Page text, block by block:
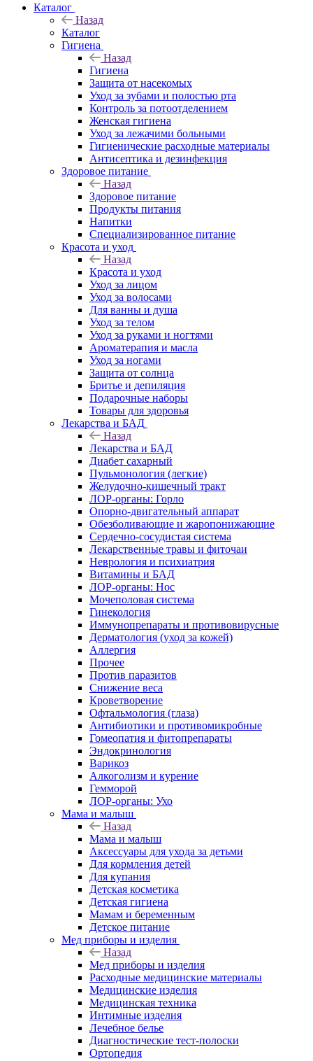
Каталог
Назад
Каталог
Гигиена
Назад
Гигиена
Защита от насекомых
Уход за зубами и полостью рта
Контроль за потоотделением
Женская гигиена
Уход за лежачими больными
Гигиенические расходные материалы
Антисептика и дезинфекция
Здоровое питание
Назад
Здоровое питание
Продукты питания
Напитки
Специализированное питание
Красота и уход
Назад
Красота и уход
Уход за лицом
Уход за волосами
Для ванны и душа
Уход за телом
Уход за руками и ногтями
Ароматерапия и масла
Уход за ногами
Защита от солнца
Бритье и депиляция
Подарочные наборы
Товары для здоровья
Лекарства и БАД
Назад
Лекарства и БАД
Диабет сахарный
Пульмонология (легкие)
Желудочно-кишечный тракт
ЛОР-органы: Горло
Опорно-двигательный аппарат
Обезболивающие и жаропонижающие
Сердечно-сосудистая система
Лекарственные травы и фиточаи
Неврология и психиатрия
Витамины и БАД
ЛОР-органы: Нос
Мочеполовая система
Гинекология
Иммунопрепараты и противовирусные
Дерматология (уход за кожей)
Аллергия
Прочее
Против паразитов
Снижение веса
Кроветворение
Офтальмология (глаза)
Антибиотики и противомикробные
Гомеопатия и фитопрепараты
Эндокринология
Варикоз
Алкоголизм и курение
Гемморой
ЛОР-органы: Ухо
Мама и малыш
Назад
Мама и малыш
Аксессуары для ухода за детьми
Для кормления детей
Для купания
Детская косметика
Детская гигиена
Мамам и беременным
Детское питание
Мед приборы и изделия
Назад
Мед приборы и изделия
Расходные медицинские материалы
Медицинские изделия
Медицинская техника
Интимные изделия
Лечебное белье
Диагностические тест-полоски
Ортопедия